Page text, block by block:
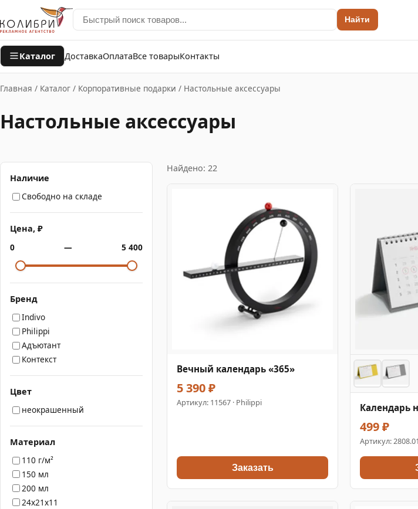
Найти
Каталог ДоставкаОплатаВсе товарыКонтакты
Главная / Каталог / Корпоративные подарки / Настольные аксессуары
Настольные аксессуары
Наличие
Свободно на складе
Цена, ₽
0
— 5 400
Бренд
Indivo
Philippi
Адъютант
Контекст
Цвет
неокрашенный
Материал
110 г/м²
150 мл
200 мл
24x21x11
Найдено: 22
Вечный календарь «365»
5 390 ₽
Артикул: 11567 · Philippi
Заказать
Календарь
499 ₽
Артикул:2808.01